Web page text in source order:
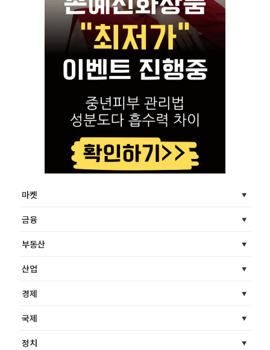
마켓
금융
부동산
산업
경제
국제
정치